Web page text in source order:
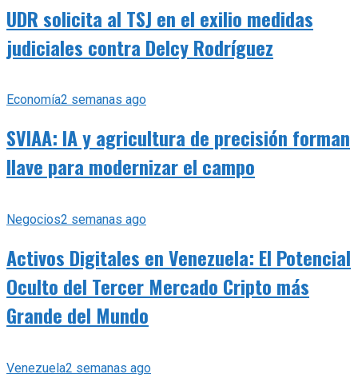
UDR solicita al TSJ en el exilio medidas
judiciales contra Delcy Rodríguez
Economía2 semanas ago
SVIAA: IA y agricultura de precisión forman
llave para modernizar el campo
Negocios2 semanas ago
Activos Digitales en Venezuela: El Potencial
Oculto del Tercer Mercado Cripto más
Grande del Mundo
Venezuela2 semanas ago